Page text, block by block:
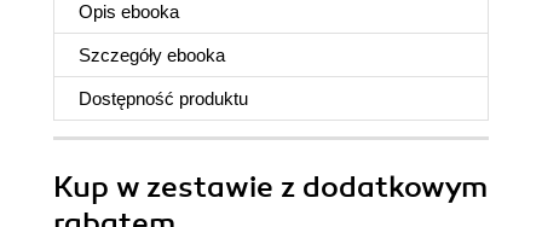
Opis ebooka
Szczegóły ebooka
Dostępność produktu
Kup w zestawie z dodatkowym